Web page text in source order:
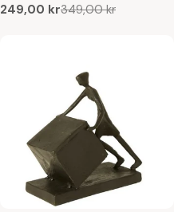
Reapris
249,00 kr
Ordinarie 349,00 kr